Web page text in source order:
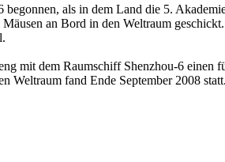
als in dem Land die 5.
an Bord in den Weltraum
mit dem Raumschiff Shenzhou-6 einen
Weltraum fand Ende September 2008 statt.